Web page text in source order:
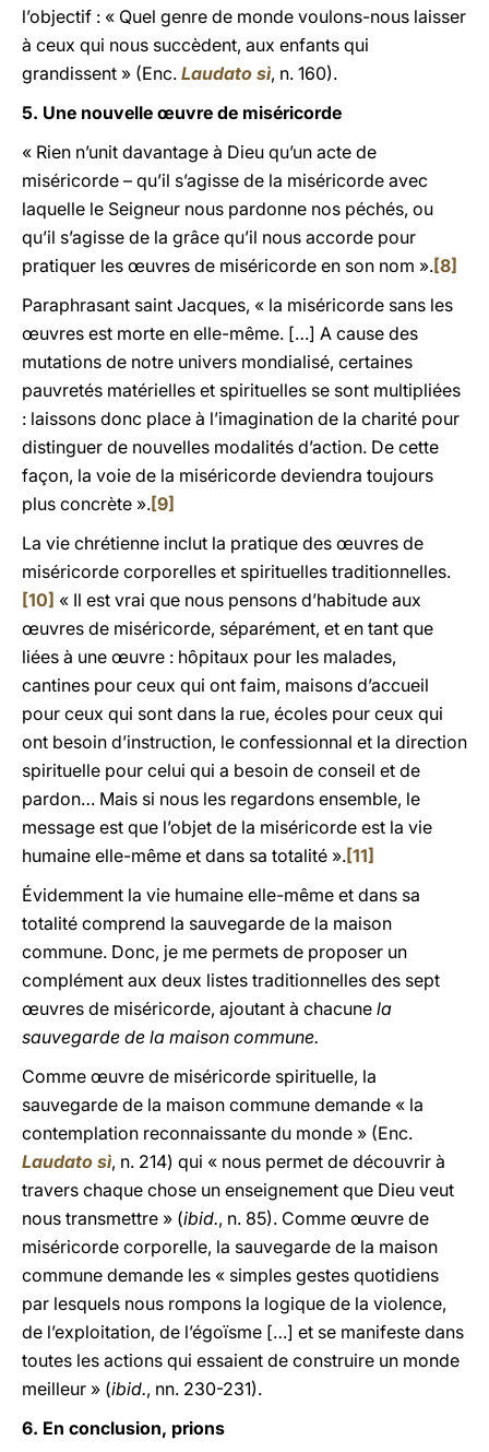
l’objectif : « Quel genre de monde voulons-nous laisser
à ceux qui nous succèdent, aux enfants qui
grandissent » (Enc. Laudato sì, n. 160).
5. Une nouvelle œuvre de miséricorde
« Rien n’unit davantage à Dieu qu’un acte de
miséricorde – qu’il s’agisse de la miséricorde avec
laquelle le Seigneur nous pardonne nos péchés, ou
qu’il s’agisse de la grâce qu’il nous accorde pour
pratiquer les œuvres de miséricorde en son nom ».[8]
Paraphrasant saint Jacques, « la miséricorde sans les
œuvres est morte en elle-même. […] A cause des
mutations de notre univers mondialisé, certaines
pauvretés matérielles et spirituelles se sont multipliées
: laissons donc place à l’imagination de la charité pour
distinguer de nouvelles modalités d’action. De cette
façon, la voie de la miséricorde deviendra toujours
plus concrète ».[9]
La vie chrétienne inclut la pratique des œuvres de
miséricorde corporelles et spirituelles traditionnelles.
[10] « Il est vrai que nous pensons d’habitude aux
œuvres de miséricorde, séparément, et en tant que
liées à une œuvre : hôpitaux pour les malades,
cantines pour ceux qui ont faim, maisons d’accueil
pour ceux qui sont dans la rue, écoles pour ceux qui
ont besoin d’instruction, le confessionnal et la direction
spirituelle pour celui qui a besoin de conseil et de
pardon… Mais si nous les regardons ensemble, le
message est que l’objet de la miséricorde est la vie
humaine elle-même et dans sa totalité ».[11]
Évidemment la vie humaine elle-même et dans sa
totalité comprend la sauvegarde de la maison
commune. Donc, je me permets de proposer un
complément aux deux listes traditionnelles des sept
œuvres de miséricorde, ajoutant à chacune la
sauvegarde de la maison commune.
Comme œuvre de miséricorde spirituelle, la
sauvegarde de la maison commune demande « la
contemplation reconnaissante du monde » (Enc.
Laudato sì, n. 214) qui « nous permet de découvrir à
travers chaque chose un enseignement que Dieu veut
nous transmettre » (ibid., n. 85). Comme œuvre de
miséricorde corporelle, la sauvegarde de la maison
commune demande les « simples gestes quotidiens
par lesquels nous rompons la logique de la violence,
de l’exploitation, de l’égoïsme […] et se manifeste dans
toutes les actions qui essaient de construire un monde
meilleur » (ibid., nn. 230-231).
6. En conclusion, prions